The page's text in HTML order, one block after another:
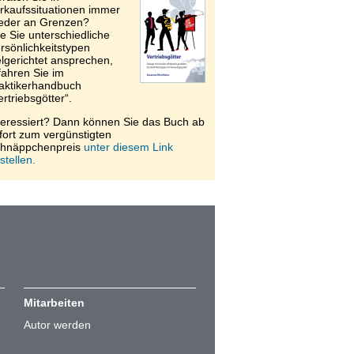
immer
an Grenzen?
Sie unterschiedliche
ansprechen,
Sie im
Dann können Sie das Buch ab
zum vergünstigten
unter diesem Link
Mitarbeiten
Autor werden